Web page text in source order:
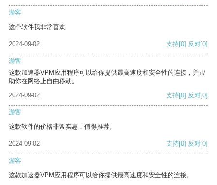
游客
这个软件我非常喜欢
2024-09-02 支持[0] 反对[0]
游客
这款加速器VPM应用程序可以给你提供最高速度和安全性的连接，并帮
助你在网络上自由移动。
2024-09-02
支持[0] 反对[0]
游客
这款软件的价格非常实惠，值得推荐。
2024-09-02 支持[0] 反对[0]
游客
这款加速器VPM应用程序可以给你提供最高速度和安全性的连接。